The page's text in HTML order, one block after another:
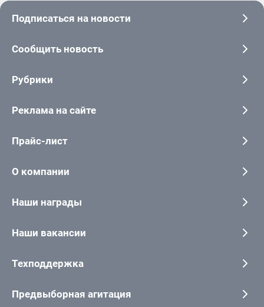
Подписаться на новости
Сообщить новость
Рубрики
Реклама на сайте
Прайс-лист
О компании
Наши награды
Наши вакансии
Техподдержка
Предвыборная агитация